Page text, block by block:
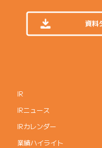
IR
IRニュース
IRカレンダー
業績ハイライト